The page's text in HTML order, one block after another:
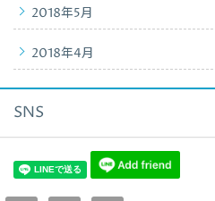
2018年5月
2018年4月
SNS